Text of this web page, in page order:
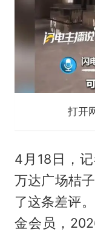
打开
4月18日，
万达广场桔
了这条差评
金会员，